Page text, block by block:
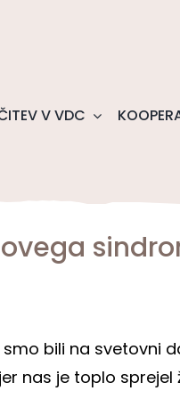
V VDC
smo bili na svetovni
nas je toplo